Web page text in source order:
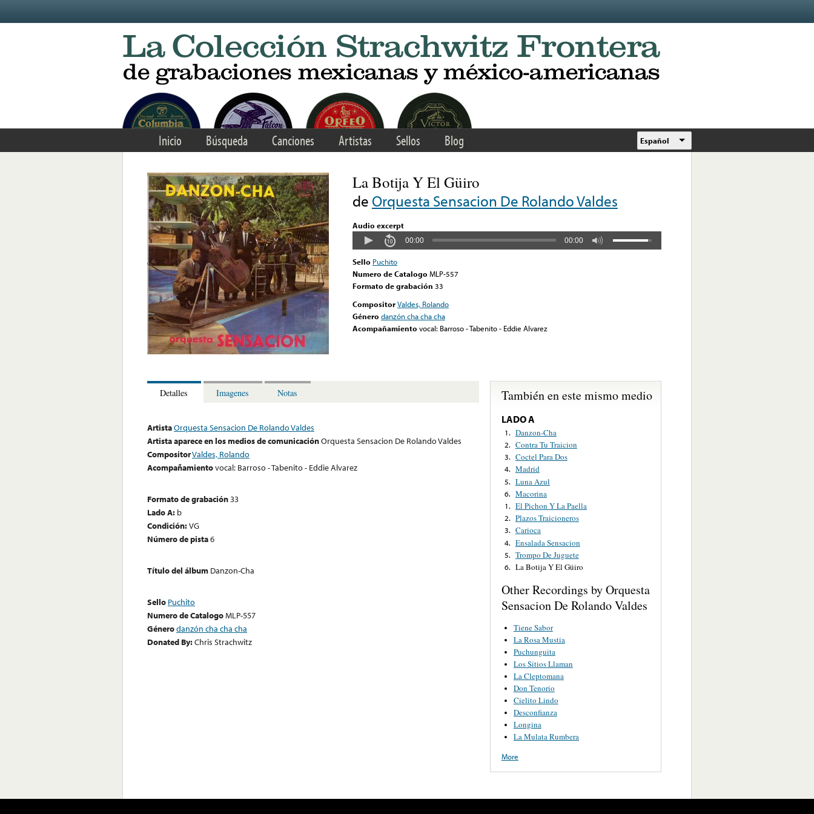
Inicio Búsqueda Canciones Artistas Sellos Blog Español
La Botija Y El Güiro
de Orquesta Sensacion De Rolando Valdes
Audio excerpt
00:00 00:00
Sello Puchito
Numero de Catalogo MLP-557
Formato de grabación 33
CompositorValdes, Rolando
Género danzón cha cha cha
Acompañamiento vocal: Barroso - Tabenito - Eddie Alvarez
Detalles Imagenes Notas
ArtistaOrquesta Sensacion De Rolando Valdes
Artista aparece en los medios de comunicaciónOrquesta Sensacion De Rolando Valdes
CompositorValdes, Rolando
Acompañamientovocal: Barroso - Tabenito - Eddie Alvarez
Formato de grabación33
Lado A: b
Condición:VG
Número de pista6
Título del álbum Danzon-Cha
Sello Puchito
Numero de CatalogoMLP-557
Génerodanzón cha cha cha
Donated By:Chris Strachwitz
También en este mismo medio
LADO A
1. Danzon-Cha
2. Contra Tu Traicion
3. Coctel Para Dos
4. Madrid
5. Luna Azul
6. Macorina
1. El Pichon Y La Paella
2. Plazos Traicioneros
3. Carioca
4. Ensalada Sensacion
5. Trompo De Juguete
6. La Botija Y El Güiro
Other Recordings by Orquesta
Sensacion De Rolando Valdes
Tiene Sabor
La Rosa Mustia
Puchunguita
Los Sitios Llaman
La Cleptomana
Don Tenorio
Cielito Lindo
Desconfianza
Longina
La Mulata Rumbera
More